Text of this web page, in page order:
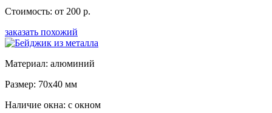
Стоимость: от 200 р.
заказать похожий
Материал: алюминий
Размер: 70x40 мм
Наличие окна: с окном